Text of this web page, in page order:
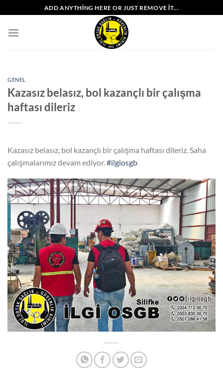
atla
ADD ANYTHING HERE OR JUST REMOVE IT...
GENEL
Kazasız belasız, bol kazançlı bir çalışma
haftası dileriz
Kazasız belasız, bol kazançlı bir çalışma haftası dileriz. Saha
çalışmalarımız devam ediyor. #ilgiosgb